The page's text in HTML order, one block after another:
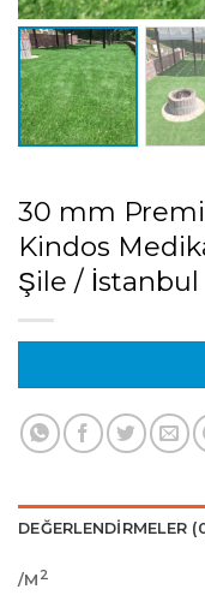
30 mm
Kindos
Şile / İstanbul
DEĞERLENDIRMELER
/M 2